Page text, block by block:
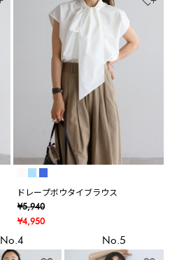
ドレープボウタイブラウス
¥5,940
¥4,950
No.4 No.5